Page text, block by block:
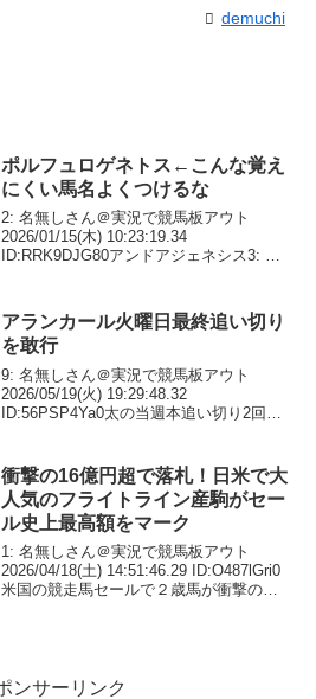
demuchi
ポルフュロゲネトス←こんな覚え
にくい馬名よくつけるな
2: 名無しさん＠実況で競馬板アウト
2026/01/15(木) 10:23:19.34
ID:RRK9DJG80アンドアジェネシス3: 名
アランカール火曜日最終追い切り
を敢行
9: 名無しさん＠実況で競馬板アウト
2026/05/19(火) 19:29:48.32
ID:56PSP4Ya0太の当週本追い切り2回を
衝撃の16億円超で落札！日米で大
人気のフライトライン産駒がセー
ル史上最高額をマーク
1: 名無しさん＠実況で競馬板アウト
2026/04/18(土) 14:51:46.29 ID:O487lGri0
米国の競走馬セールで２歳馬が衝撃の１
ンサーリンク